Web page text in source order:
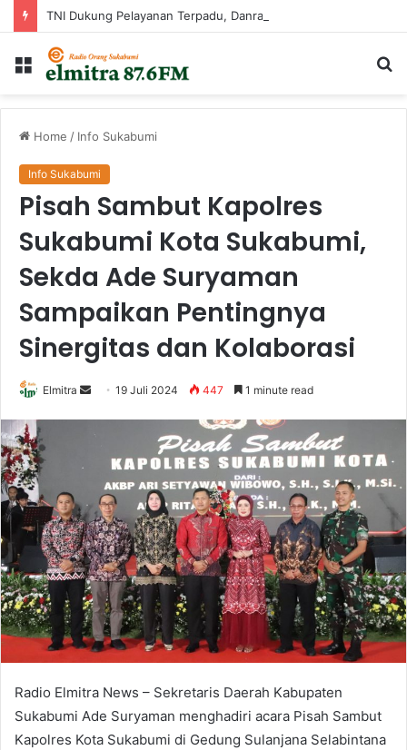
Menu
Home / Info Sukabumi
Info Sukabumi
Pisah Sambut Kapolres
Sukabumi Kota Sukabumi,
Sekda Ade Suryaman
Sampaikan Pentingnya
Sinergitas dan Kolaborasi
Elmitra
Send
email
19 Juli 2024 447 1 minute read
Radio Elmitra News – Sekretaris Daerah Kabupaten
Sukabumi Ade Suryaman menghadiri acara Pisah Sambut
Kapolres Kota Sukabumi di Gedung Sulanjana Selabintana